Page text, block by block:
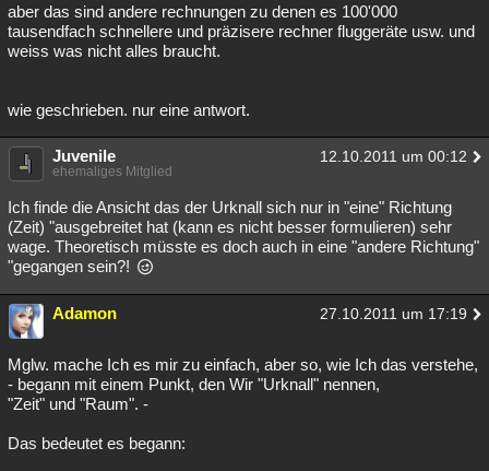
aber das sind andere rechnungen zu denen es 100'000
tausendfach schnellere und präzisere rechner fluggeräte usw. und
weiss was nicht alles braucht.
wie geschrieben. nur eine antwort.
Juvenile 12.10.2011 um 00:12
ehemaliges Mitglied
Ich finde die Ansicht das der Urknall sich nur in "eine" Richtung
(Zeit) "ausgebreitet hat (kann es nicht besser formulieren) sehr
wage. Theoretisch müsste es doch auch in eine "andere Richtung"
"gegangen sein?!
Adamon 27.10.2011 um 17:19
Mglw. mache Ich es mir zu einfach, aber so, wie Ich das verstehe,
- begann mit einem Punkt, den Wir "Urknall" nennen,
"Zeit" und "Raum". -
Das bedeutet es begann: